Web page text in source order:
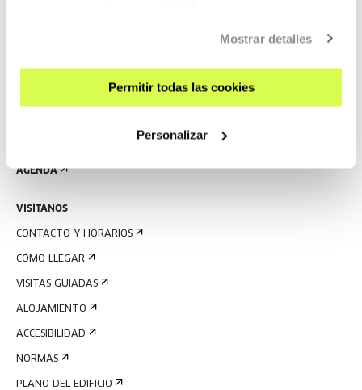
Mostrar detalles
Permitir todas las cookies
Personalizar
AGENDA
VISÍTANOS
CONTACTO Y HORARIOS
CÓMO LLEGAR
VISITAS GUIADAS
ALOJAMIENTO
ACCESIBILIDAD
NORMAS
PLANO DEL EDIFICIO